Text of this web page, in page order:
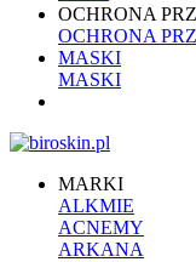
OCHRONA
OCHRONA
MASKI
MASKI
MARKI
ALKMIE
ACNEMY
ARKANA